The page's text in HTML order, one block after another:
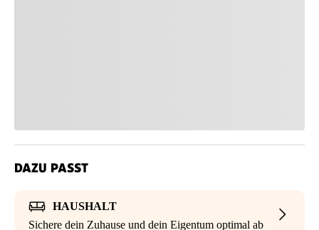
DAZU PASST
HAUSHALT
Sichere dein Zuhause und dein Eigentum optimal ab